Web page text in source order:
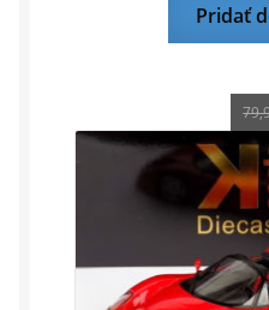
Pridať